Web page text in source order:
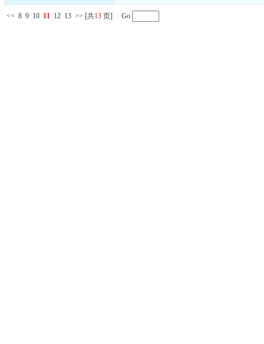
<< 8 9 10 11 12 13 >> [共13 页] Go